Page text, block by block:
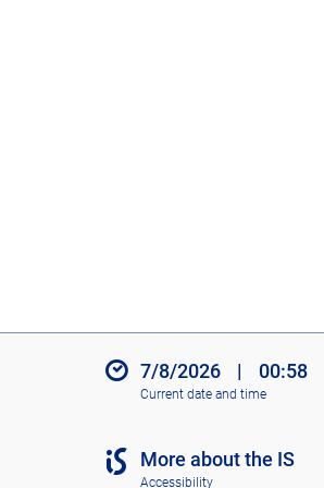
7/8/2026 | 00:58
Current date and time
More about the IS
Accessibility